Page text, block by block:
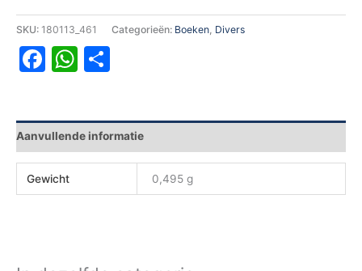
SKU: 180113_461 Categorieën: Boeken Divers
Facebook
WhatsApp
Aanvullende informatie
Gewicht 0,495 g